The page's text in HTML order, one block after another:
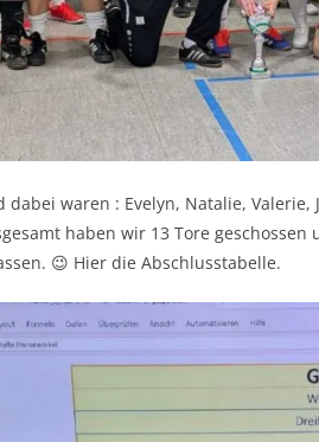
waren : Evelyn, Natalie, Valerie,
haben wir 13 Tore
😉 Hier die Abschlusstabelle.